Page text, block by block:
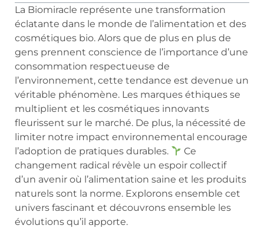
La Biomiracle représente une transformation
éclatante dans le monde de l’alimentation et des
cosmétiques bio. Alors que de plus en plus de
gens prennent conscience de l’importance d’une
consommation respectueuse de
l’environnement, cette tendance est devenue un
véritable phénomène. Les marques éthiques se
multiplient et les cosmétiques innovants
fleurissent sur le marché. De plus, la nécessité de
limiter notre impact environnemental encourage
l’adoption de pratiques durables.
Ce
changement radical révèle un espoir collectif
d’un avenir où l’alimentation saine et les produits
naturels sont la norme. Explorons ensemble cet
univers fascinant et découvrons ensemble les
évolutions qu’il apporte.